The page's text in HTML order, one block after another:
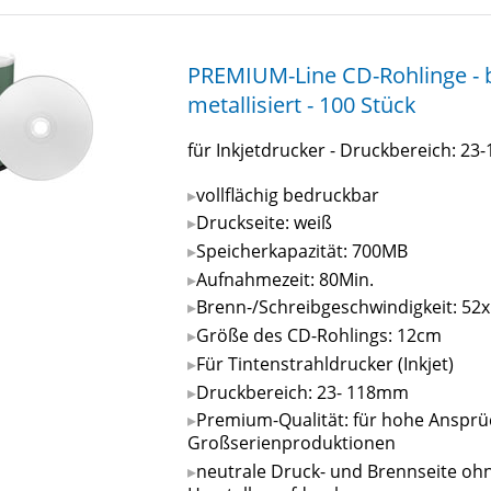
PREMIUM-Line CD-
metallisiert - 100 Stück
für Inkjetdrucker - Druckbereich: 23-
vollflächig bedruckbar
Druckseite: weiß
Speicherkapazität: 700MB
Aufnahmezeit: 80Min.
Brenn-/Schreibgeschwindigkeit: 52x
Größe des CD-Rohlings: 12cm
Für Tintenstrahldrucker (Inkjet)
Druckbereich: 23- 118mm
Premium-Qualität: für hohe
Großserienproduktionen
neutrale Druck- und Brennseite